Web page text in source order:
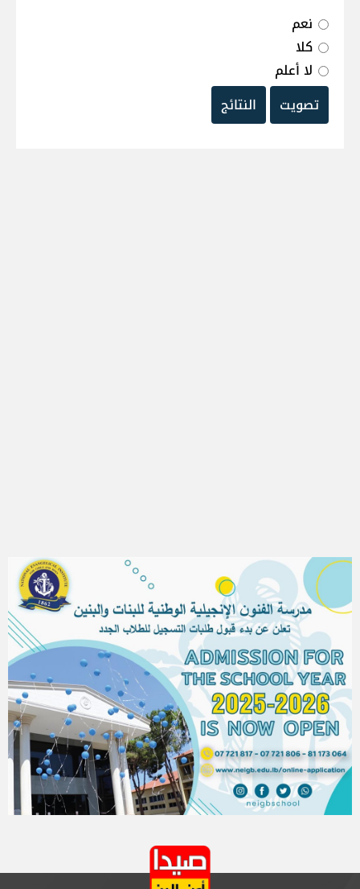
نعم
كلا
لا أعلم
تصويت
النتائج